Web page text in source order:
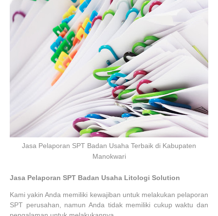
Jasa Pelaporan SPT Badan Usaha Terbaik di Kabupaten
Manokwari
Jasa Pelaporan SPT Badan Usaha Litologi Solution
Kami yakin Anda memiliki kewajiban untuk melakukan pelaporan
SPT perusahan, namun Anda tidak memiliki cukup waktu dan